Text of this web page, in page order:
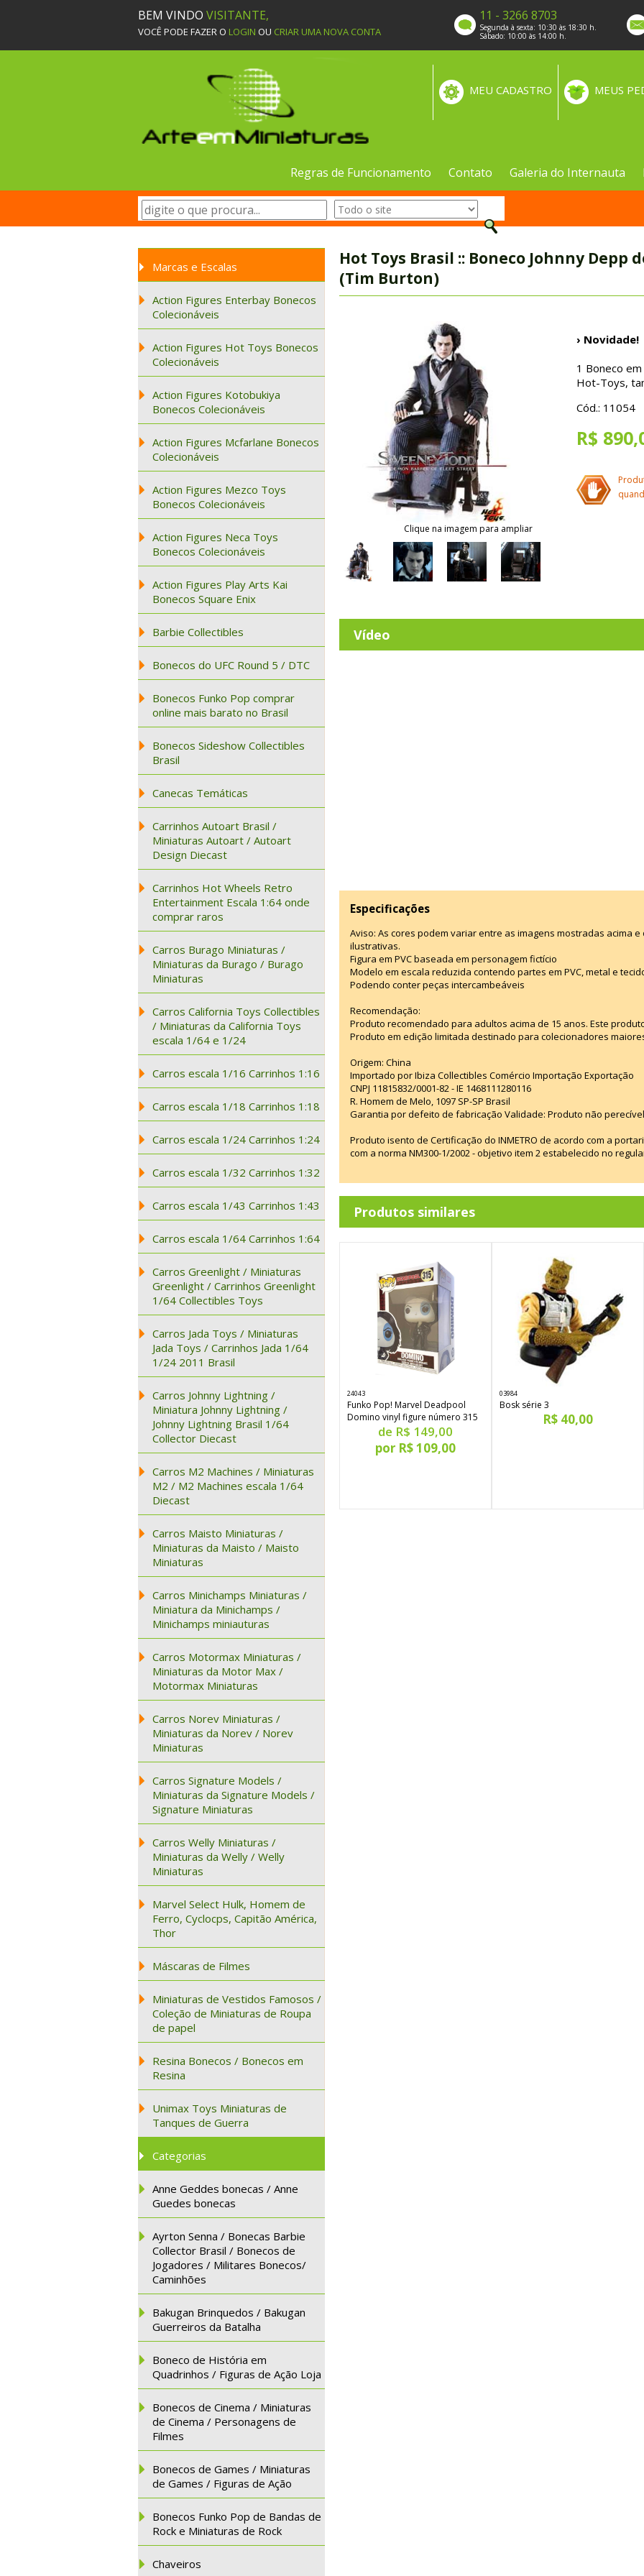
BEM VINDO VISITANTE,
VOCÊ PODE FAZER O LOGIN OU CRIAR UMA NOVA CONTA
11 - 3266 8703
Segunda à sexta: 10:30 às 18:30 h.
Sábado: 10:00 às 14:00 h.
MEUS
MEU CADASTRO
Regras de Funcionamento Contato Galeria do Internauta
Marcas e Escalas
Action Figures Enterbay Bonecos
Colecionáveis
Action Figures Hot Toys Bonecos
Colecionáveis
Action Figures Kotobukiya
Bonecos Colecionáveis
Action Figures Mcfarlane Bonecos
Colecionáveis
Action Figures Mezco Toys
Bonecos Colecionáveis
Action Figures Neca Toys
Bonecos Colecionáveis
Action Figures Play Arts Kai
Bonecos Square Enix
Barbie Collectibles
Bonecos do UFC Round 5 / DTC
Bonecos Funko Pop comprar
online mais barato no Brasil
Bonecos Sideshow Collectibles
Brasil
Canecas Temáticas
Carrinhos Autoart Brasil /
Miniaturas Autoart / Autoart
Design Diecast
Carrinhos Hot Wheels Retro
Entertainment Escala 1:64 onde
comprar raros
Carros Burago Miniaturas /
Miniaturas da Burago / Burago
Miniaturas
Carros California Toys Collectibles
/ Miniaturas da California Toys
escala 1/64 e 1/24
Carros escala 1/16 Carrinhos 1:16
Carros escala 1/18 Carrinhos 1:18
Carros escala 1/24 Carrinhos 1:24
Carros escala 1/32 Carrinhos 1:32
Carros escala 1/43 Carrinhos 1:43
Carros escala 1/64 Carrinhos 1:64
Carros Greenlight / Miniaturas
Greenlight / Carrinhos Greenlight
1/64 Collectibles Toys
Carros Jada Toys / Miniaturas
Jada Toys / Carrinhos Jada 1/64
1/24 2011 Brasil
Carros Johnny Lightning /
Miniatura Johnny Lightning /
Johnny Lightning Brasil 1/64
Collector Diecast
Carros M2 Machines / Miniaturas
M2 / M2 Machines escala 1/64
Diecast
Carros Maisto Miniaturas /
Miniaturas da Maisto / Maisto
Miniaturas
Carros Minichamps Miniaturas /
Miniatura da Minichamps /
Minichamps miniauturas
Carros Motormax Miniaturas /
Miniaturas da Motor Max /
Motormax Miniaturas
Carros Norev Miniaturas /
Miniaturas da Norev / Norev
Miniaturas
Carros Signature Models /
Miniaturas da Signature Models /
Signature Miniaturas
Carros Welly Miniaturas /
Miniaturas da Welly / Welly
Miniaturas
Marvel Select Hulk, Homem de
Ferro, Cyclocps, Capitão América,
Thor
Máscaras de Filmes
Miniaturas de Vestidos Famosos /
Coleção de Miniaturas de Roupa
de papel
Resina Bonecos / Bonecos em
Resina
Unimax Toys Miniaturas de
Tanques de Guerra
Categorias
Anne Geddes bonecas / Anne
Guedes bonecas
Ayrton Senna / Bonecas Barbie
Collector Brasil / Bonecos de
Jogadores / Militares Bonecos/
Caminhões
Bakugan Brinquedos / Bakugan
Guerreiros da Batalha
Boneco de História em
Quadrinhos / Figuras de Ação Loja
Bonecos de Cinema / Miniaturas
de Cinema / Personagens de
Filmes
Bonecos de Games / Miniaturas
de Games / Figuras de Ação
Bonecos Funko Pop de Bandas de
Rock e Miniaturas de Rock
Chaveiros
Hot Toys Brasil :: Boneco Johnny Depp
(Tim Burton)
Clique na imagem para ampliar
› Novidade!
1 Boneco em
Hot-Toys,
Cód.: 11054
R$
Vídeo
Especificações
Aviso: As cores podem variar entre as imagens mostradas acima
ilustrativas.
Figura em PVC baseada em personagem fictício
Modelo em escala reduzida contendo partes em PVC, metal e
Podendo conter peças intercambeáveis
Recomendação:
Produto recomendado para adultos acima de 15 anos. Este
Produto em edição limitada destinado para colecionadores
Origem: China
Importado por Ibiza Collectibles Comércio Importação Exportação
CNPJ 11815832/0001-82 - IE 1468111280116
R. Homem de Melo, 1097 SP-SP Brasil
Garantia por defeito de fabricação Validade: Produto não
Produto isento de Certificação do INMETRO de acordo com a
com a norma NM300-1/2002 - objetivo item 2 estabelecido no
Produtos similares
24043
Funko Pop! Marvel Deadpool
Domino vinyl figure número 315
de R$ 149,00
por R$ 109,00
03984
Bosk série 3
R$ 40,00